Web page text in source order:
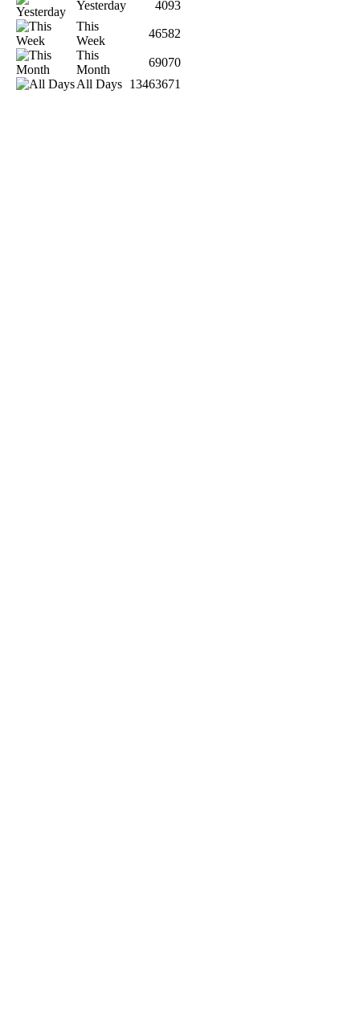
Yesterday
4093
This
Week
46582
This
Month
69070
All Days
13463671